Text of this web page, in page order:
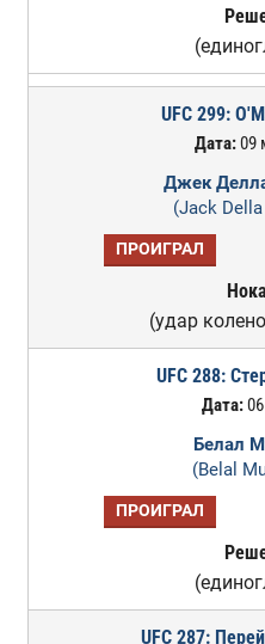
UFC 299:
Дата:09
Джек
(Jack
ПРОИГРАЛ
(удар
UFC 288:
Дата:06
Белал
(Belal
ПРОИГРАЛ
UFC 287: